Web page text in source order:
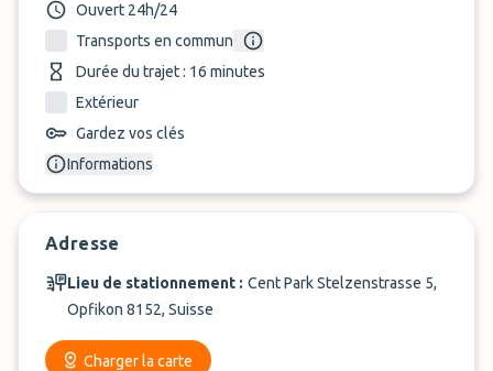
Ouvert 24h/24
Transports en commun
Durée du trajet : 16 minutes
Extérieur
Gardez vos clés
Informations
Adresse
Lieu de stationnement : Cent Park Stelzenstrasse 5,
Opfikon 8152, Suisse
Charger la carte